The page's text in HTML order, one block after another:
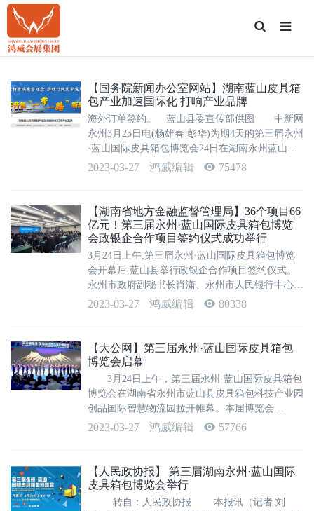
T
o
g
S
e
r
c
h
【国务院新闻办公室网站】湖南蓝山皮具箱
包产业加速国际化 打响产业品牌
海外订单签约。 蓝山县委宣传部供图 中新网
永州3月25日电(杨雄春 彭华)为期4天的第三届永州
·蓝山国际皮具箱包博览会24日在湖南永州蓝山县
皮具箱包科技产业园创品国际智慧物流园开
2023-03-27 鸿威编辑 75478
【湖南省地方金融监督管理局】36个项目66
亿元！第三届永州·蓝山国际皮具箱包博览
会政银企合作项目签约仪式成功举行
3月24日上午,第三届永州·蓝山国际皮具箱包博览
会开幕后,蓝山县举行政银企合作项目签约仪式。
永州市政府副秘书长肖潇、永州市人民银行中心支
行行长王一凡、永州市银保监分局二级调研员李树
2023-03-27 鸿威编辑 80338
【大公网】第三届永州·蓝山国际皮具箱包
博览会启幕
3月24日上午，第三届永州·蓝山国际皮具箱包
博览会在湖南省永州市蓝山县皮具箱包科技产业园
创品国际智慧物流园拉开帷幕。本届博览会
以“‘箱’约永州、‘包’容天下”为主题，现场签约招
2023-03-27 鸿威编辑 57766
【人民政协报】 第三届湖南永州·蓝山国际
皮具箱包博览会举行
转自：人民政协报 本报讯（记者 刘